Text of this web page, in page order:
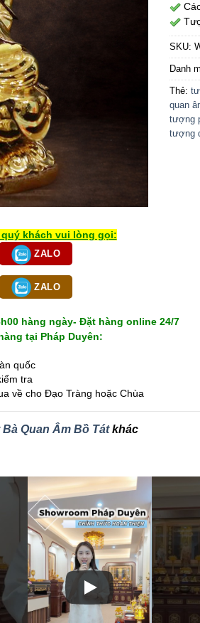
SKU:
Danh
Thẻ:
quan
tượng
tượng
quý khách vui lòng gọi:
ZALO
ZALO
hàng ngày- Đặt hàng online 24/7
tại Pháp Duyên:
quốc
tra
về cho Đạo Tràng hoặc Chùa
Quan Âm Bồ Tátkhác